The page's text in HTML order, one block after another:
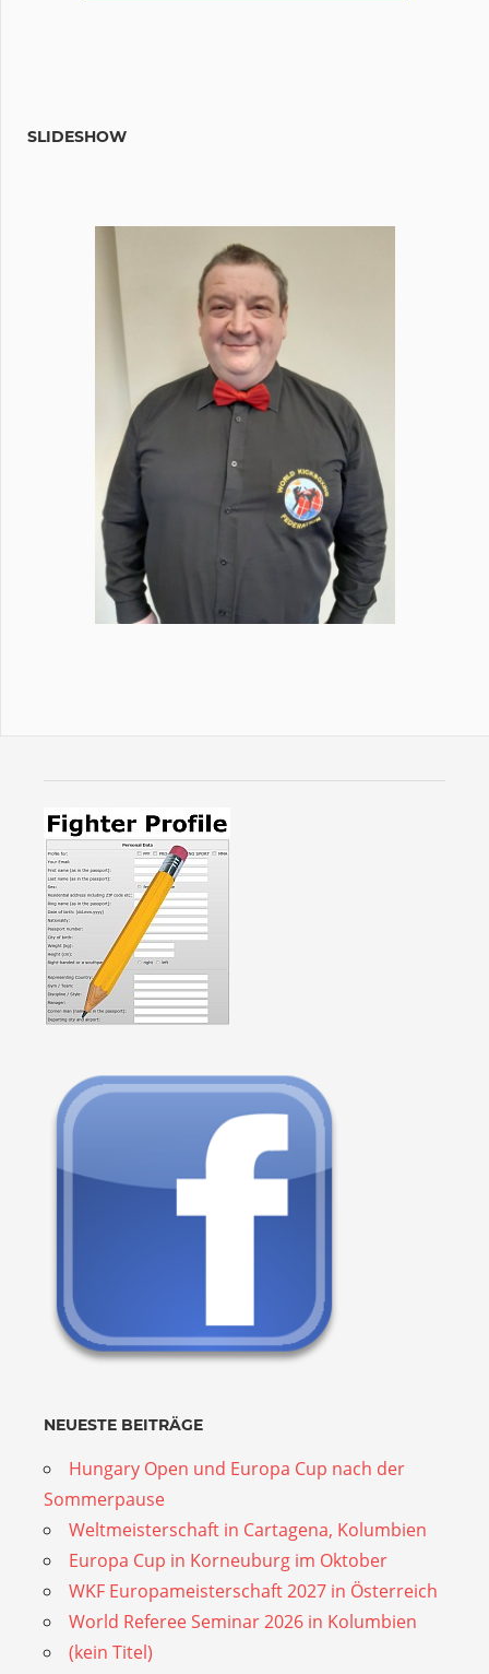
SLIDESHOW
NEUESTE BEITRÄGE
Hungary Open und Europa Cup nach der
Sommerpause
Weltmeisterschaft in Cartagena, Kolumbien
Europa Cup in Korneuburg im Oktober
WKF Europameisterschaft 2027 in Österreich
World Referee Seminar 2026 in Kolumbien
(kein Titel)